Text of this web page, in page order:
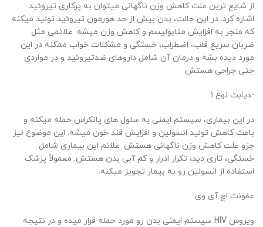
از شایع ترین علت کاهش وزن ناگهانی میتوان به پرکاری تیروئید
اشاره کرد. در این حالت، بدن بیش از حد هورمون تیروئید تولید میکنه
که منجر به افزایش متابولیسم و کاهش وزن میشه. علائمی مثل
ضربان سریع قلب، اضطراب، خستگی و مشکلات خواب ممکنه در این
مورد دیده بشه و درمان آن شامل داروهای ضدتیروئید و در مواردی
حتی جراحی هستش.
-دیابت نوع 1:
در این بیماری، سیستم ایمنی به سلول ‌های پانکراس حمله میکنه و
باعث کاهش تولید انسولین و افزایش قند خون میشه. این موضوع نیز
جزو علت کاهش وزن ناگهانی هستش. علائم این بیماری شامل
خستگی، تاری دید، تکرار ادرار و کم آبی بدن هستش. معمولاً پزشک
استفاده از انسولین رو به بیمار تجویز میکنه.
عفونت اچ آی وی:
ویروس HIV سیستم ایمنی بدن رو مورد حمله قرار میده و در نتیجه